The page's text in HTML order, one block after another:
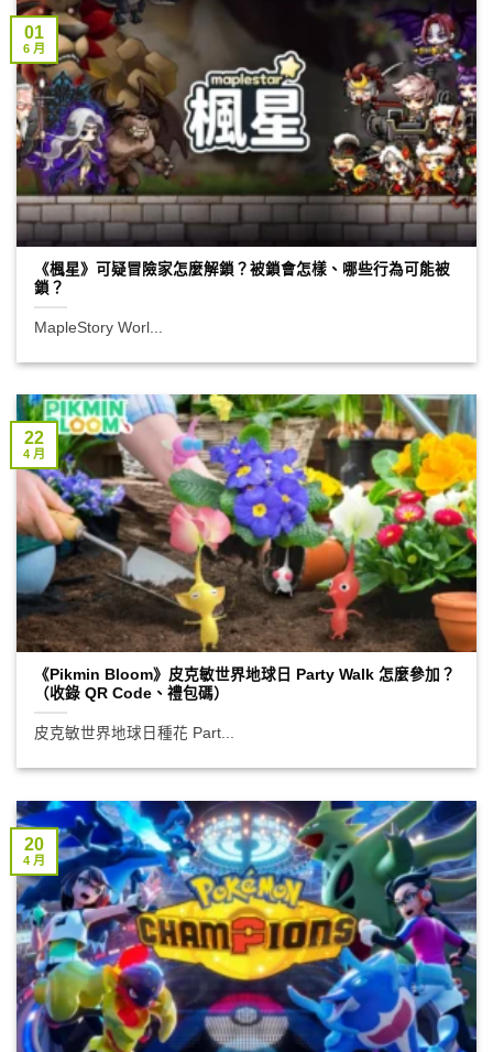
《楓星》可疑冒險家怎麼解鎖？被鎖會怎樣、哪些行為可能被
鎖？
MapleStory Worl...
01
6 月
《Pikmin Bloom》皮克敏世界地球日 Party Walk 怎麼參加？
（收錄 QR Code、禮包碼）
皮克敏世界地球日種花 Part...
22
4 月
20
4 月